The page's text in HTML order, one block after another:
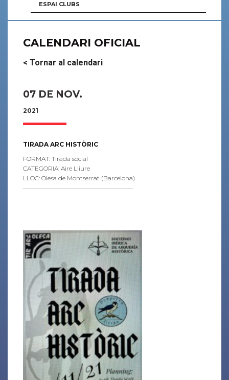
ESPAI CLUBS
CALENDARI OFICIAL
< Tornar al calendari
07 DE NOV.
2021
TIRADA ARC HISTÒRIC
FORMAT: Tirada social
CATEGORIA: Aire Lliure
LLOC: Olesa de Montserrat (Barcelona)